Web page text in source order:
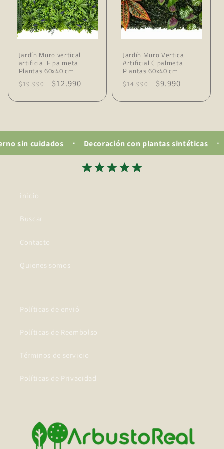
Jardín Muro vertical
artificial F palmeta
Plantas 60x40 cm
Precio
$19.990
Precio
$12.990
Jardín Muro Vertical
Artificial C palmeta
Plantas 60x40 cm
Precio
$14.990
Precio
$9.990
Decoración con plantas sintéticas Plantas
inicio
Buscar
Contacto
Quienes somos
Políticas de envió
Políticas de Reembolso
Términos de servicio
Políticas de Privacidad